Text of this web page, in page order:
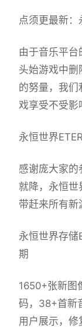
点须更最新
由于音乐平
头始游戏中删
的努量，我们
戏享受不受影
永恒世界
感谢庞大家的
就降，永恒世
带赶来所有新
永恒世界存
期
1650+张新图
码，38+首新
用户展示，修